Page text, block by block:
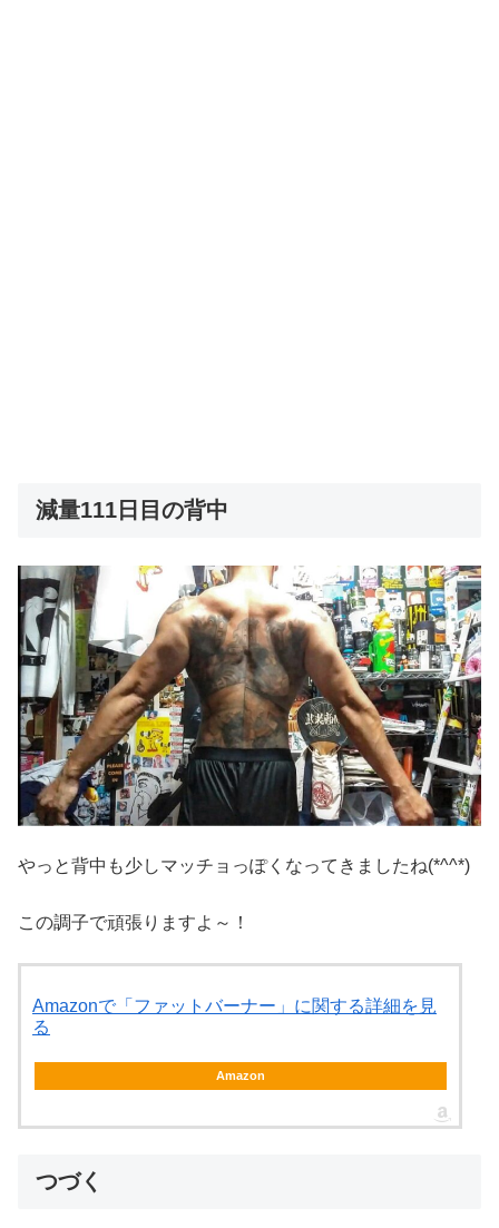
減量111日目の背中
やっと背中も少しマッチョっぽくなってきましたね(*^^*)
この調子で頑張りますよ～！
Amazonで「ファットバーナー」に関する詳細を見
る
Amazon
つづく